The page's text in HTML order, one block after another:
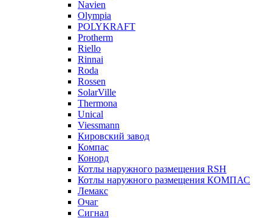
Navien
Olympia
POLYKRAFT
Protherm
Riello
Rinnai
Roda
Rossen
SolarVille
Thermona
Unical
Viessmann
Кировский завод
Компас
Конорд
Котлы наружного размещения RSH
Котлы наружного размещения КОМПАС
Лемакс
Очаг
Сигнал